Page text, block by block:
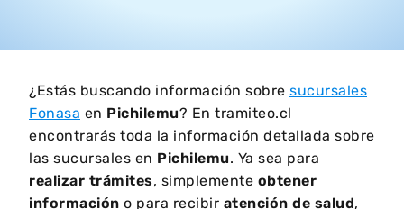
¿Estás buscando información sobre sucursales
Fonasa en Pichilemu? En tramiteo.cl
encontrarás toda la información detallada sobre
las sucursales en Pichilemu. Ya sea para
realizar trámites, simplemente obtener
información o para recibir atención de salud,